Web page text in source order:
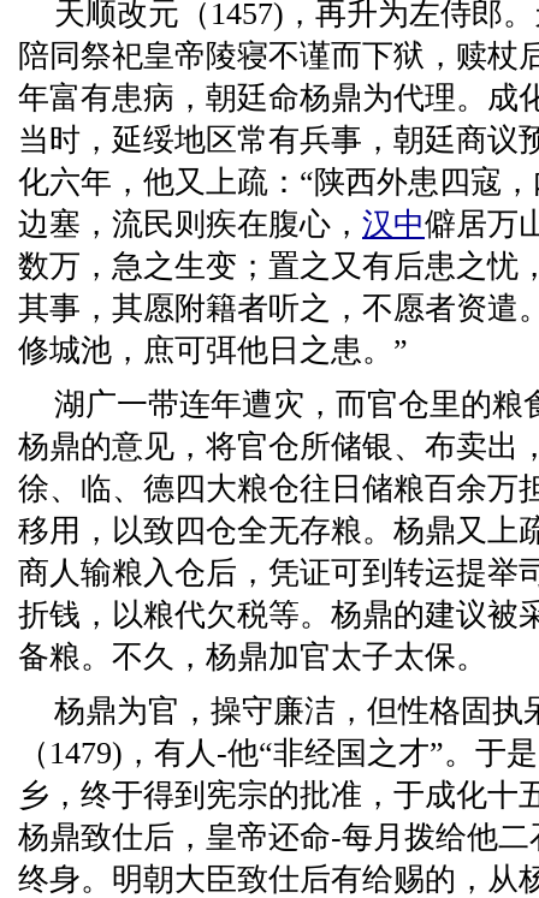
天顺改元（1457)，再升为左侍郎
陪同祭祀皇帝陵寝不谨而下狱，赎杖
年富有患病，朝廷命杨鼎为代理。成
当时，延绥地区常有兵事，朝廷商议
化六年，他又上疏：“陕西外患四寇
边塞，流民则疾在腹心， 汉中僻居万
数万，急之生变；置之又有后患之忧
其事，其愿附籍者听之，不愿者资
修城池，庶可弭他日之患。”
湖广一带连年遭灾，而官仓里的粮
杨鼎的意见，将官仓所储银、布卖出
徐、临、德四大粮仓往日储粮百余万
移用，以致四仓全无存粮。杨鼎又上
商人输粮入仓后，凭证可到转运提举
折钱，以粮代欠税等。杨鼎的建议被
备粮。不久，杨鼎加官太子太保。
杨鼎为官，操守廉洁，但性格固执
（1479)，有人-他“非经国之才”。于
乡，终于得到宪宗的批准，于成化十
杨鼎致仕后，皇帝还命-每月拨给他
终身。明朝大臣致仕后有给赐的，从